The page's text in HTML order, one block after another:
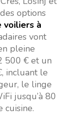
options
à
vont
pleine
500 € et un
incluant le
le linge
jusqu’à 80
cuisine.